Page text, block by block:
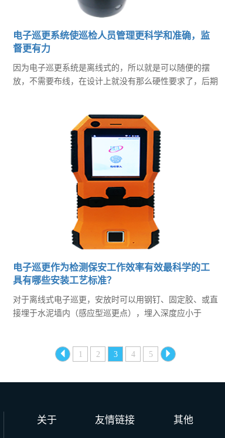
电子巡更系统使巡检人员管理更科学和准确，监
督更有力
因为电子巡更系统是离线式的，所以就是可以随便的摆
放，不需要布线，在设计上就没有那么硬性要求了，后期
主要安装工作为安装巡更点，这个安装高度一般为离地
1.3-14m，具体的安装高度可以根据现场实际情况而定
的，安装方式也有多种，比如螺丝固定，玻璃胶黏住等
电子巡更作为检测保安工作效率有效最科学的工
具有哪些安装工艺标准？
对于离线式电子巡更，安放时可以用钢钉、固定胶、或直
接埋于水泥墙内（感应型巡更点），埋入深度应小于
即可。安装巡更点的同时，应记录每个巡更点所对应的安
对应。
1 2 3 4 5
关于 友情链接 其他